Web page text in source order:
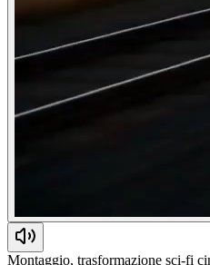
Montaggio, trasformazione sci-fi